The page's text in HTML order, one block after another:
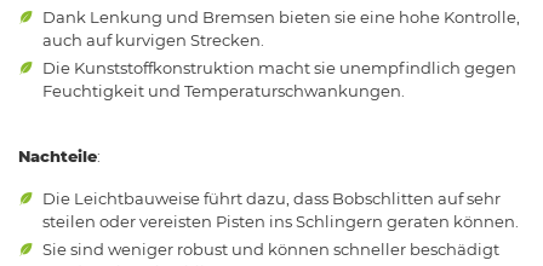
Dank Lenkung und Bremsen bieten sie eine hohe Kontrolle,
auch auf kurvigen Strecken.
Die Kunststoffkonstruktion macht sie unempfindlich gegen
Feuchtigkeit und Temperaturschwankungen.
Nachteile:
Die Leichtbauweise führt dazu, dass Bobschlitten auf sehr
steilen oder vereisten Pisten ins Schlingern geraten können.
Sie sind weniger robust und können schneller beschädigt